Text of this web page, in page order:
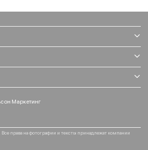
Маркетинг
права на фотографии и тексты принадлежат компании